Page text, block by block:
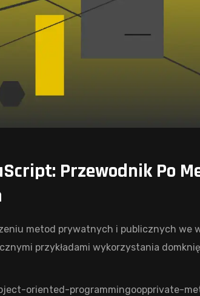
Przewodnik Po
metod prywatnych i publicznych we
przykładami wykorzystania
oriented-programmingoopprivate-